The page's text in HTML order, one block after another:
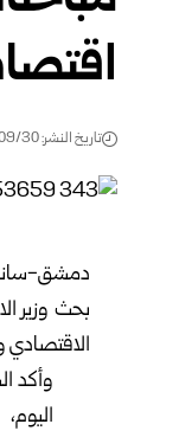
تاريخ النشر: 2025/09/30 6:59 مساءً
دمشق-
بحث وزير
الاقتصادي
وأكد